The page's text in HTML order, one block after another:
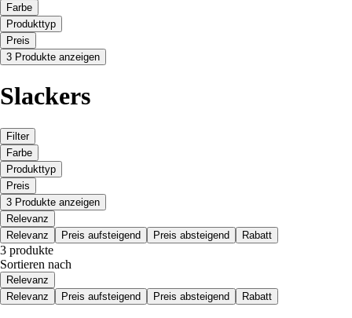
Farbe
Produkttyp
Preis
3 Produkte anzeigen
Slackers
Filter
Farbe
Produkttyp
Preis
3 Produkte anzeigen
Relevanz
Relevanz
Preis aufsteigend Preis absteigend Rabatt
3 produkte
Sortieren nach
Relevanz
Relevanz
Preis aufsteigend Preis absteigend Rabatt